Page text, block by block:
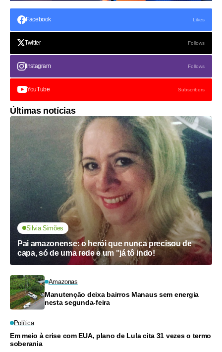
Facebook Likes
Twitter Follows
Instagram Follows
YouTube Subscribers
Últimas notícias
Silvia Simões
Pai amazonense: o herói que nunca precisou de
capa, só de uma rede e um "já tô indo!
Amazonas
Manutenção deixa bairros Manaus sem energia
nesta segunda-feira
Política
Em meio à crise com EUA, plano de Lula cita 31 vezes o termo
soberania